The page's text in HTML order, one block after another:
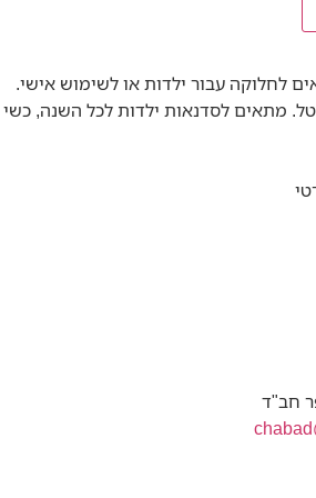
לחלוקה עבור ילדות או לשימוש אישי.
לכל השנה, כשי לארוע גיל 3, ולמועדון בת מצווה. אפשר לקשט במדבקות